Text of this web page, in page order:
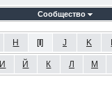
Сообщество
H [I] J K
И Й К Л М